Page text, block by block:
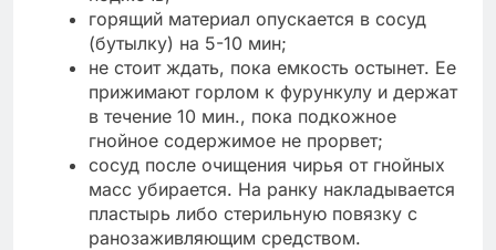
горящий материал опускается в сосуд
(бутылку) на 5-10 мин;
не стоит ждать, пока емкость остынет. Ее
прижимают горлом к фурункулу и держат
в течение 10 мин., пока подкожное
гнойное содержимое не прорвет;
сосуд после очищения чирья от гнойных
масс убирается. На ранку накладывается
пластырь либо стерильную повязку с
ранозаживляющим средством.